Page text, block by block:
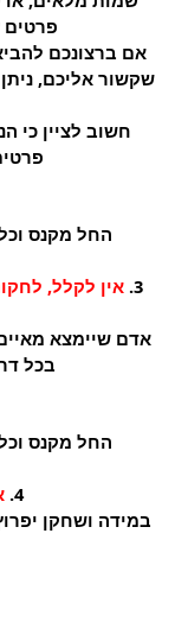
אם ברצונכם
שקשור אליכם,
חשוב לציין
החל מקנס
3. אין לקלל,
אדם שיימצא
בכל
החל מקנס
4.
במידה ושחקן